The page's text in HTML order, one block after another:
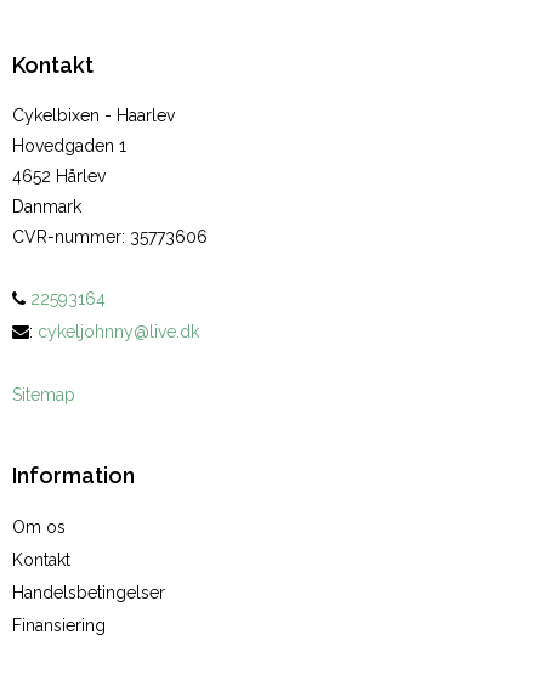
Kontakt
Cykelbixen - Haarlev
Hovedgaden 1
4652 Hårlev
Danmark
CVR-nummer: 35773606
22593164
: cykeljohnny@live.dk
Sitemap
Information
Om os
Kontakt
Handelsbetingelser
Finansiering